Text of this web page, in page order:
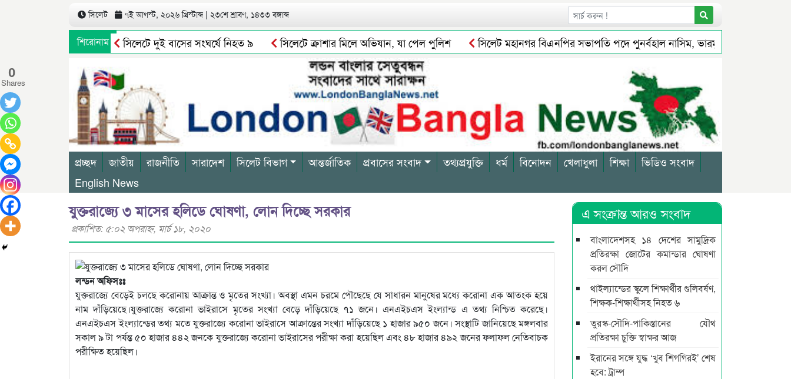
সিলেট ৭ই আগস্ট, ২০২৬ খ্রিস্টাব্দ | ২৩শে শ্রাবণ, ১৪৩৩ বঙ্গাব্দ
শিরোনামসিলেটে দুই বাসের সংঘর্ষে নিহত ৯ সিলেটে ক্রাশার মিলে অভিযান, যা পেল পুলিশ সিলেট মহানগর বিএনপির সভাপতি পদে পুনর্বহাল নাসিম, ভারমুক্ত লোদী
জগন্নাথপুরে নৌকা ডুবিতে ২ জনের মৃতদেহ উদ্ধার, নিখোঁজ আরো ২
ওসমানীনগরে রাস্তার উদ্বোধন করলেন ইলিয়াসপুত্র ব্যারিস্টার আবরার ইলিয়াস অর্নব
প্রচ্ছদ জাতীয় রাজনীতি সারাদেশ সিলেট বিভাগ আন্তর্জাতিক প্রবাসের সংবাদ তথ্যপ্রযুক্তি ধর্ম বিনোদন খেলাধুলা শিক্ষা
ভিডিও সংবাদ
English News
যুক্তরাজ্যে ৩ মাসের হলিডে ঘোষণা, লোন দিচ্ছে সরকার
প্রকাশিত: ৫:০২ অপরাহ্ণ, মার্চ ১৮, ২০২০
লন্ডন অফিসঃঃ
যুক্তরাজ্যে বেড়েই চলছে করোনায় আক্রান্ত ও মৃতের সংখ্যা। অবস্থা এমন চরমে পৌছেছে যে সাধারন মানুষের মধ্যে করোনা এক আতংক হয়ে
নাম দাঁড়িয়েছে।যুক্তরাজ্যে করোনা ভাইরাসে মৃতের সংখ্যা বেড়ে দাঁড়িয়েছে ৭১ জনে। এনএইচএস ইংল্যান্ড এ তথ্য নিশ্চিত করেছে।
এনএইচএস ইংল্যান্ডের তথ্য মতে যুক্তরাজ্যে করোনা ভাইরাসে আক্রান্তের সংখ্যা দাঁড়িয়েছে ১ হাজার ৯৫০ জনে। সংস্থাটি জানিয়েছে মঙ্গলবার
সকাল ৯ টা পর্যন্ত ৫০ হাজার ৪৪২ জনকে যুক্তরাজ্যে করোনা ভাইরাসের পরীক্ষা করা হয়েছিল এবং ৪৮ হাজার ৪৯২ জনের ফলাফল নেতিবাচক
পরীক্ষিত হয়েছিল।
0
Shares
এ সংক্রান্ত আরও সংবাদ
বাংলাদেশসহ ১৪ দেশের সামুদ্রিক
প্রতিরক্ষা জোটের কমান্ডার ঘোষণা
করল সৌদি
থাইল্যান্ডের স্কুলে শিক্ষার্থীর গুলিবর্ষণ,
শিক্ষক-শিক্ষার্থীসহ নিহত ৬
তুরস্ক-সৌদি-পাকিস্তানের যৌথ
প্রতিরক্ষা চুক্তি স্বাক্ষর আজ
ইরানের সঙ্গে যুদ্ধ ‘খুব শিগগিরই’ শেষ
হবে: ট্রাম্প